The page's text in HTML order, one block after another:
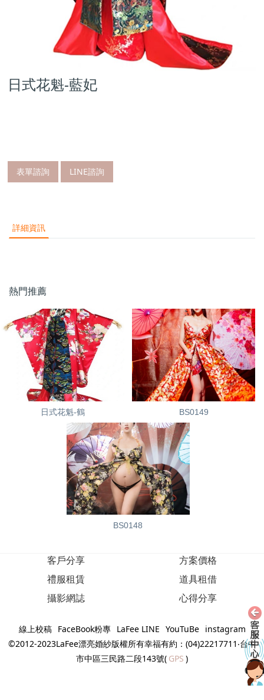
日式花魁-藍妃
表單諮詢 LINE諮詢
詳細資訊
熱門推薦
日式花魁-鶴 BS0149
BS0148
客戶分享
方案價格
禮服租賃
道具租借
攝影網誌
心得分享
線上校稿 FaceBook粉專 LaFee LINE YouTuBe
instagram
©2012-2023LaFee漂亮婚紗版權所有幸福有約：(04)22217711‧台中
市中區三民路二段143號( GPS )